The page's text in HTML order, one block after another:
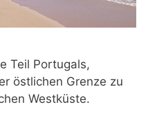
Teil Portugals,
östlichen Grenze zu
Westküste.